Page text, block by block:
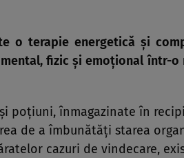
o terapie energetică şi
fizic şi emoţional într-
poţiuni, înmagazinate în
de a îmbunătăţi starea
cazuri de vindecare,